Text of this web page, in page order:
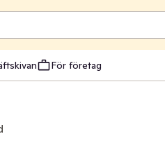
För företag